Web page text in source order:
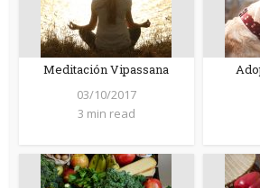
Meditación Vipassana
03/10/2017
3 min read